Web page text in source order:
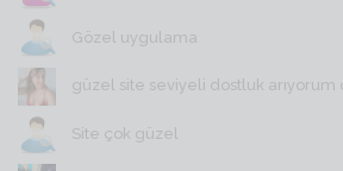
Gözel uygulama
güzel site seviyeli dostluk arıyorum
Site çok güzel